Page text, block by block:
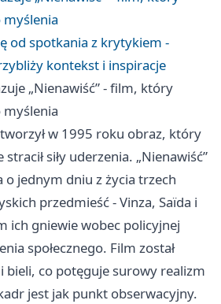
od spotkania z krytykiem -
kontekst i inspiracje
„Nienawiść” - film, który
w 1995 roku obraz, który
siły uderzenia. „Nienawiść”
o jednym dniu z życia trzech
przedmieść - Vinza, Saïda i
ich gniewie wobec policyjnej
społecznego. Film został
bieli, co potęguje surowy realizm
jest jak punkt obserwacyjny.